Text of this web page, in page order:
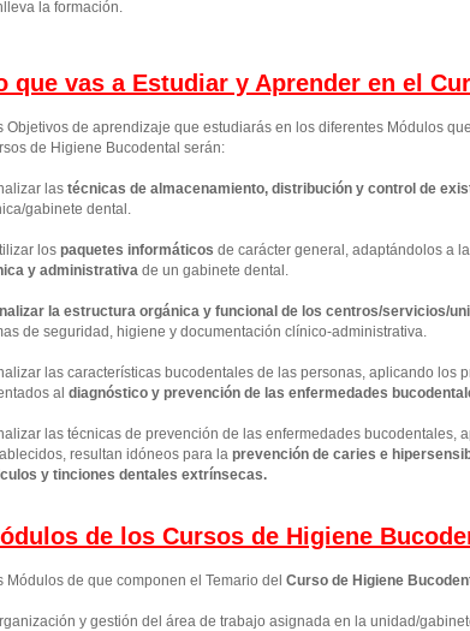
la formación.
que vas a Estudiar y Aprender en el
Objetivos de aprendizaje que estudiarás en los diferentes Módulos
de Higiene Bucodental serán:
las técnicas de almacenamiento, distribución y control de
gabinete dental.
los paquetes informáticos de carácter general, adaptándolos a la
y administrativa de un gabinete dental.
la estructura orgánica y funcional de los centros/servicios/
de seguridad, higiene y documentación clínico-administrativa.
las características bucodentales de las personas, aplicando los
al diagnóstico y prevención de las enfermedades
las técnicas de prevención de las enfermedades bucodentales,
resultan idóneos para la prevención de caries e
y tinciones dentales extrínsecas.
de los Cursos de Higiene
Módulos de que componen el Temario del Curso de Higiene
y gestión del área de trabajo asignada en la unidad/